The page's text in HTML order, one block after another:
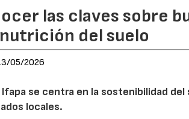
las claves sobre
del suelo
05/2026
Ifapa se centra en la sostenibilidad
locales.